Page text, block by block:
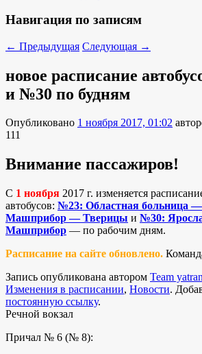
Навигация по записям
← Предыдущая Следующая →
новое расписание
и №30 по будням
Опубликовано 1 ноября 2017, 01:02
111
Внимание пассажиров!
С 1 ноября 2017 г. изменяется
автобусов: №23: Областная больница
Машприбор — Тверицы и №30:
Машприбор — по рабочим дням.
Расписание на сайте обновлено.
Запись опубликована автором Team
Изменения в расписании, Новости.
постоянную ссылку.
Речной вокзал
Причал № 6 (№ 8):